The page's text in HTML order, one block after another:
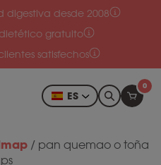
digestiva desde 2008
gratuito
satisfechos
ES
0
/ pan quemao o toña